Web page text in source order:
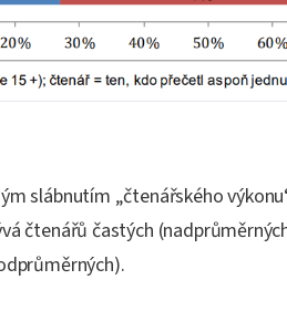
slábnutím „čtenářského
čtenářů častých